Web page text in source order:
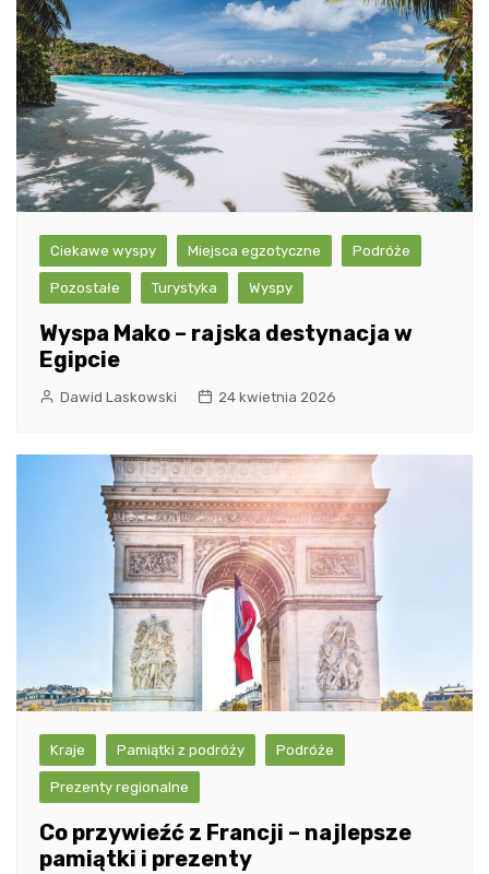
Ciekawe wyspy Miejsca egzotyczne Podróże
Pozostałe Turystyka Wyspy
Wyspa Mako – rajska destynacja w
Egipcie
Dawid Laskowski 24 kwietnia 2026
Kraje Pamiątki z podróży Podróże
Prezenty regionalne
Co przywieźć z Francji – najlepsze
pamiątki i prezenty